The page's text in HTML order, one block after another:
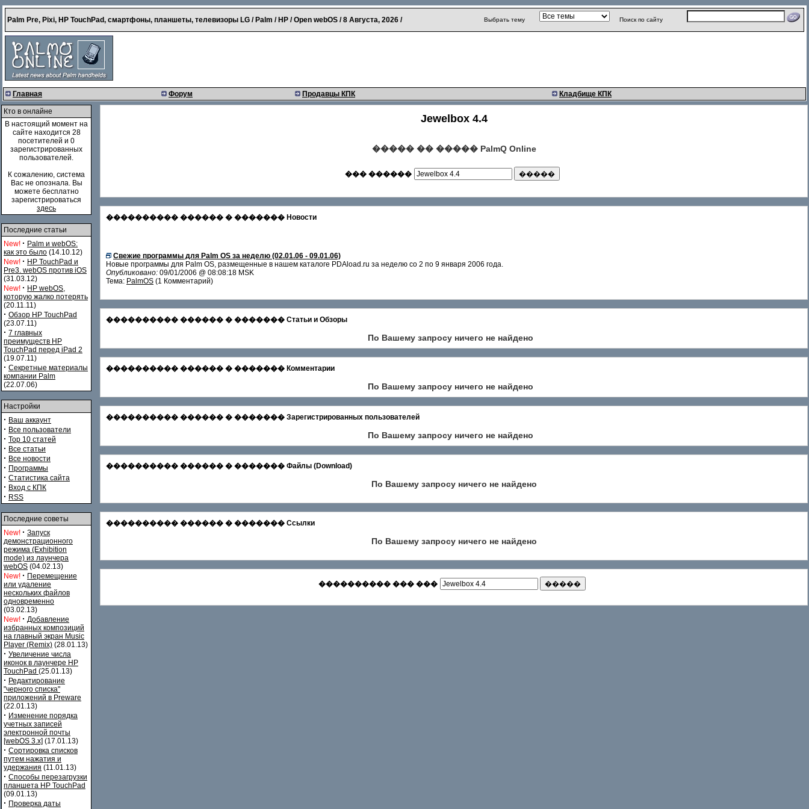
Palm Pre, Pixi, HP TouchPad, смартфоны, планшеты, телевизоры LG / Palm / HP / Open webOS /8 Августа, 2026 / Выбрать тему Поиск по сайту
Главная Форум Продавцы КПК Кладбище КПК
Кто в онлайне
В настоящий момент на
сайте находится 28
посетителей и 0
зарегистрированных
пользователей.
К сожалению, система
Вас не опознала. Вы
можете бесплатно
зарегистрироваться
здесь
Последние статьи
New! · Palm и webOS:
как это было (14.10.12)
New! · HP TouchPad и
Pre3. webOS против iOS
(31.03.12)
New! · HP webOS,
которую жалко потерять
(20.11.11)
· Обзор HP TouchPad
(23.07.11)
· 7 главных
преимуществ HP
TouchPad перед iPad 2
(19.07.11)
· Секретные материалы
компании Palm
(22.07.06)
Настройки
· Ваш аккаунт
· Все пользователи
· Top 10 статей
· Все статьи
· Все новости
· Программы
· Статистика сайта
· Вход с КПК
· RSS
Последние советы
New! · Запуск
демонстрационного
режима (Exhibition
mode) из лаунчера
webOS (04.02.13)
New! · Перемещение
или удаление
нескольких файлов
одновременно
(03.02.13)
New! · Добавление
избранных композиций
на главный экран Music
Player (Remix) (28.01.13)
· Увеличение числа
иконок в лаунчере HP
TouchPad (25.01.13)
· Редактирование
"черного списка"
приложений в Preware
(22.01.13)
· Изменение порядка
учетных записей
электронной почты
[webOS 3.x] (17.01.13)
· Сортировка списков
путем нажатия и
удержания (11.01.13)
· Способы перезагрузки
планшета HP TouchPad
(09.01.13)
· Проверка даты
Jewelbox 4.4
����� �� ����� PalmQ Online
��� ������
���������� ������ � ������� Новости
Свежие программы для Palm OS за неделю (02.01.06 - 09.01.06)
Новые программы для Palm OS, размещенные в нашем каталоге PDAload.ru за неделю со 2 по 9 января 2006 года.
Опубликовано: 09/01/2006 @ 08:08:18 MSK
Тема: PalmOS (1 Комментарий)
���������� ������ � ������� Статьи и Обзоры
По Вашему запросу ничего не найдено
���������� ������ � ������� Комментарии
По Вашему запросу ничего не найдено
���������� ������ � ������� Зарегистрированных пользователей
По Вашему запросу ничего не найдено
���������� ������ � ������� Файлы (Download)
По Вашему запросу ничего не найдено
���������� ������ � ������� Ссылки
По Вашему запросу ничего не найдено
���������� ��� ���